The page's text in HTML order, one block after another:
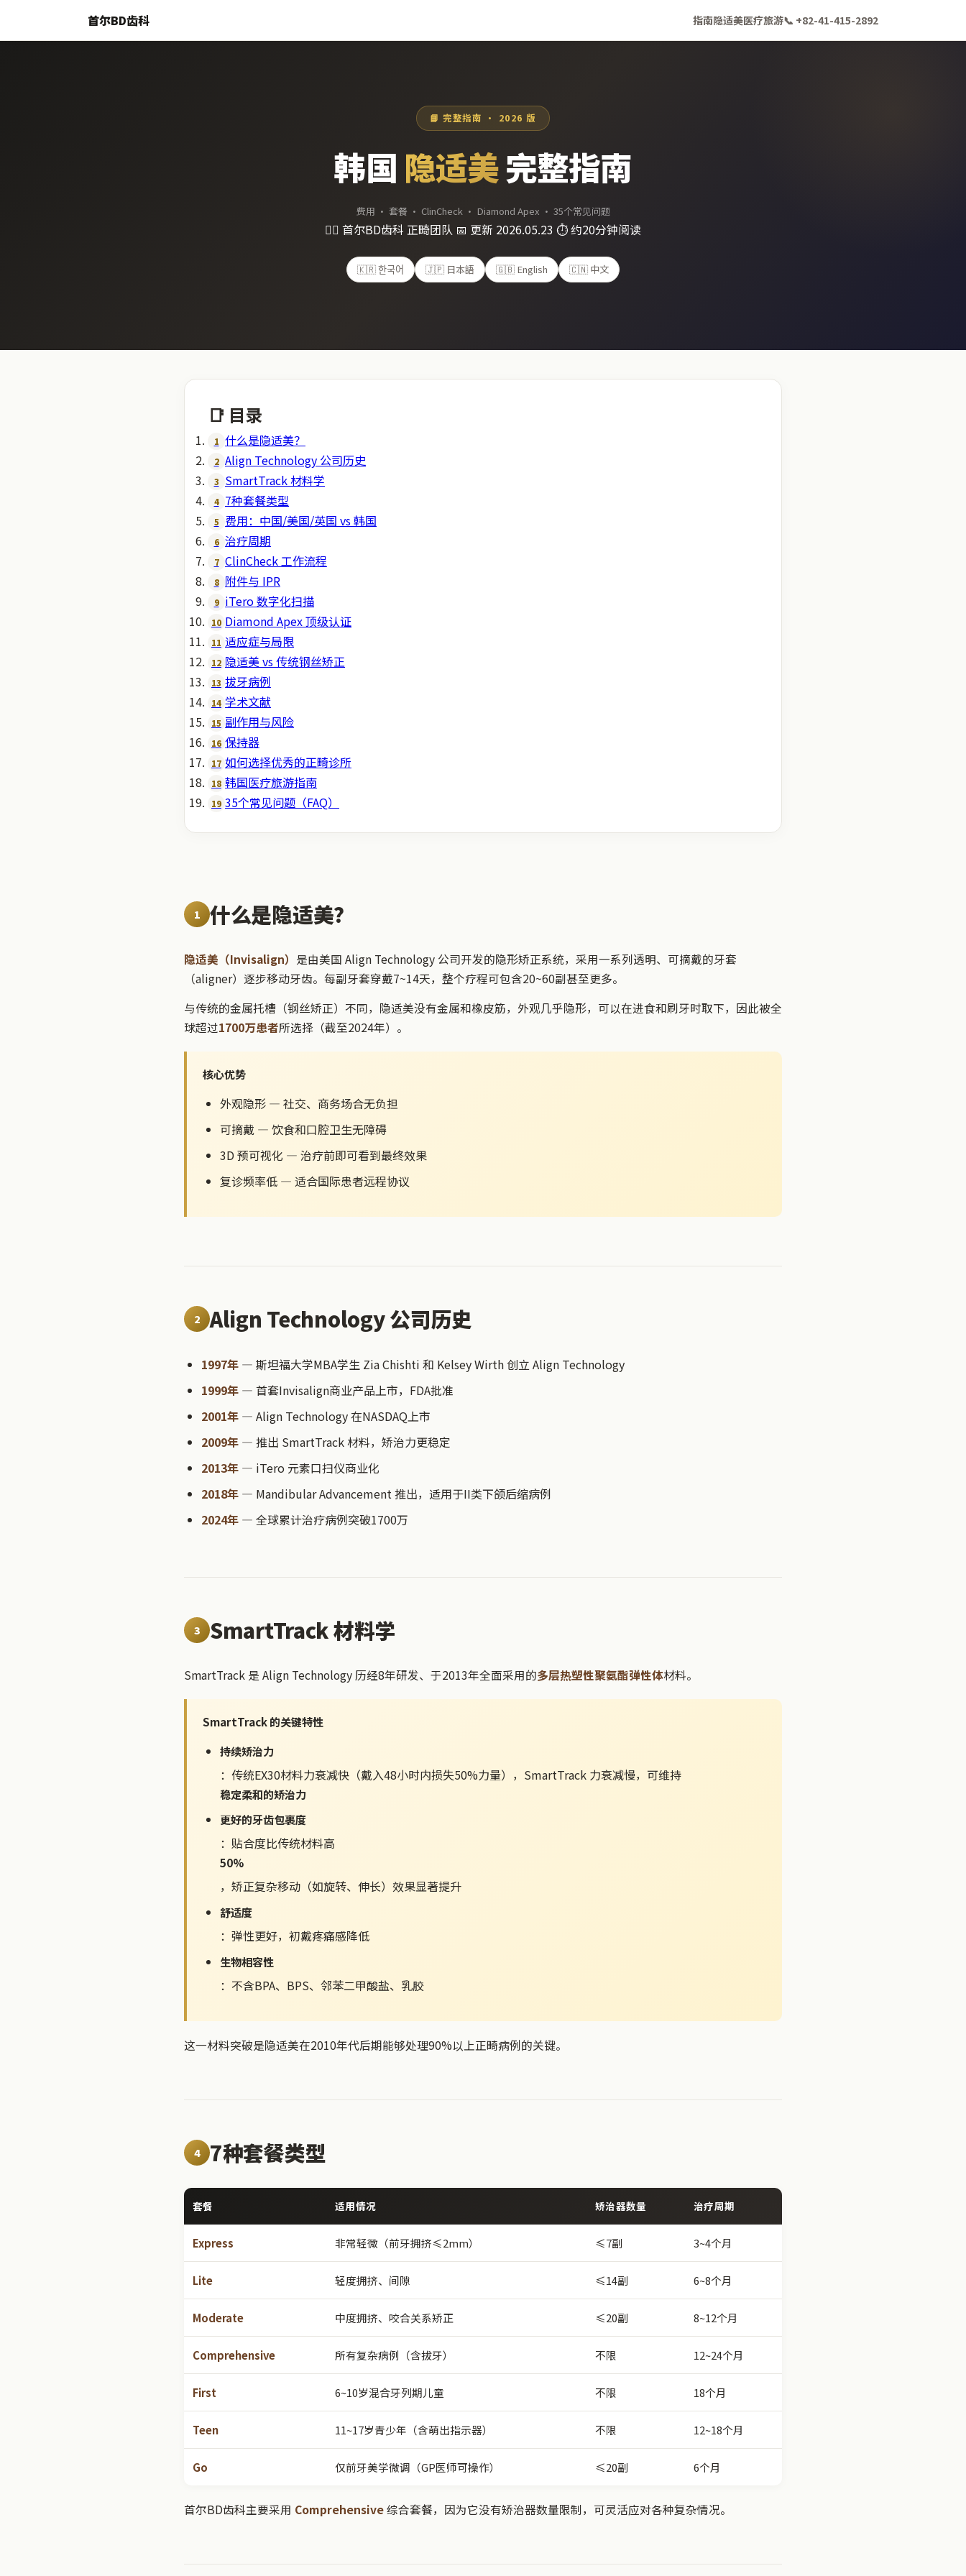
首尔BD齿科 指南隐适美医疗旅游📞 +82-41-415-2892
📘 完整指南 · 2026 版
韩国 隐适美完整指南
费用 · 套餐 · ClinCheck · Diamond Apex · 35个常见问题
👨‍⚕️ 首尔BD齿科 正畸团队 📅 更新 2026.05.23 ⏱ 约20分钟阅读
🇰🇷 한국어 🇯🇵 日本語 🇬🇧 English 🇨🇳 中文
📑 目录
1 什么是隐适美？
2 Align Technology 公司历史
3 SmartTrack 材料学
4 7种套餐类型
5 费用：中国/美国/英国 vs 韩国
6 治疗周期
7 ClinCheck 工作流程
8 附件与 IPR
9 iTero 数字化扫描
10 Diamond Apex 顶级认证
11 适应症与局限
12 隐适美 vs 传统钢丝矫正
13 拔牙病例
14 学术文献
15 副作用与风险
16 保持器
17 如何选择优秀的正畸诊所
18 韩国医疗旅游指南
19 35个常见问题（FAQ）
1 什么是隐适美？
隐适美（Invisalign） 是由美国 Align Technology 公司开发的隐形矫正系统，采用一系列透明、可摘戴的牙套
（aligner）逐步移动牙齿。每副牙套穿戴7~14天，整个疗程可包含20~60副甚至更多。
与传统的金属托槽（钢丝矫正）不同，隐适美没有金属和橡皮筋，外观几乎隐形，可以在进食和刷牙时取下，因此被全
球超过1700万患者所选择（截至2024年）。
核心优势
外观隐形 — 社交、商务场合无负担
可摘戴 — 饮食和口腔卫生无障碍
3D 预可视化 — 治疗前即可看到最终效果
复诊频率低 — 适合国际患者远程协议
2 Align Technology 公司历史
1997年 — 斯坦福大学MBA学生 Zia Chishti 和 Kelsey Wirth 创立 Align Technology
1999年 — 首套Invisalign商业产品上市，FDA批准
2001年 — Align Technology 在NASDAQ上市
2009年 — 推出 SmartTrack 材料，矫治力更稳定
2013年 — iTero 元素口扫仪商业化
2018年 — Mandibular Advancement 推出，适用于II类下颌后缩病例
2024年 — 全球累计治疗病例突破1700万
3 SmartTrack 材料学
SmartTrack 是 Align Technology 历经8年研发、于2013年全面采用的多层热塑性聚氨酯弹性体材料。
SmartTrack 的关键特性
持续矫治力
：传统EX30材料力衰减快（戴入48小时内损失50%力量），SmartTrack 力衰减慢，可维持
稳定柔和的矫治力
更好的牙齿包裹度
：贴合度比传统材料高
50%
，矫正复杂移动（如旋转、伸长）效果显著提升
舒适度
：弹性更好，初戴疼痛感降低
生物相容性
：不含BPA、BPS、邻苯二甲酸盐、乳胶
这一材料突破是隐适美在2010年代后期能够处理90%以上正畸病例的关键。
4 7种套餐类型
套餐 适用情况 矫治器数量 治疗周期
Express 非常轻微（前牙拥挤≤2mm） ≤7副 3~4个月
Lite 轻度拥挤、间隙 ≤14副 6~8个月
Moderate 中度拥挤、咬合关系矫正 ≤20副 8~12个月
Comprehensive 所有复杂病例（含拔牙） 不限 12~24个月
First 6~10岁混合牙列期儿童 不限 18个月
Teen 11~17岁青少年（含萌出指示器） 不限 12~18个月
Go 仅前牙美学微调（GP医师可操作） ≤20副 6个月
首尔BD齿科主要采用 Comprehensive综合套餐，因为它没有矫治器数量限制，可灵活应对各种复杂情况。